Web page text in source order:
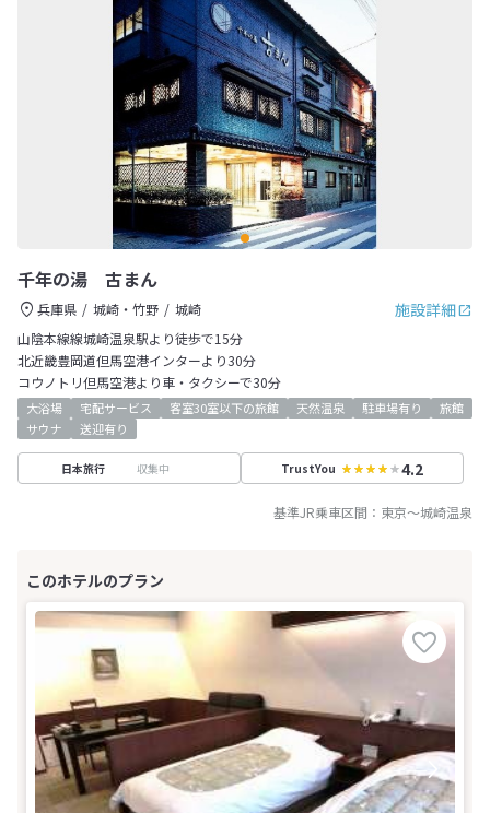
千年の湯 古まん
施設詳細
兵庫県 城崎・竹野
城崎
山陰本線線城崎温泉駅より徒歩で15分
北近畿豊岡道但馬空港インターより30分
コウノトリ但馬空港より車・タクシーで30分
大浴場 宅配サービス 客室30室以下の旅館 天然温泉 駐車場有り
旅館
サウナ
送迎有り
日本旅行 収集中 TrustYou 4.2
基準JR乗車区間： 東京～城崎温泉